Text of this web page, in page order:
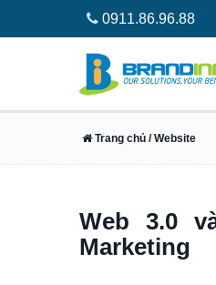
0911.86.96.88
Trang chủ / Website
Web 3.0
Marketing